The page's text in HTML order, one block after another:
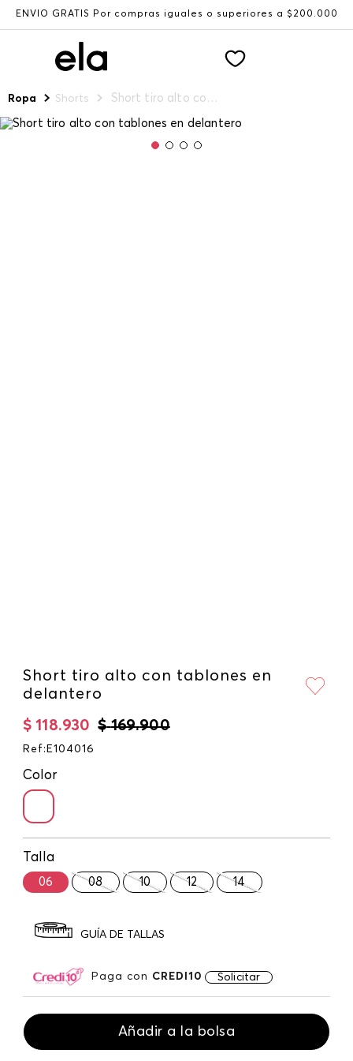
ENVÍO GRATIS Por compras iguales o superiores a $200.000
Ropa Shorts Short tiro alto con tablones en delantero
Short tiro alto con tablones en
delantero
$ 169.900
$ 118.930
Ref : E104016
Color
Talla
06 08 10 12 14
GUÍA DE TALLAS
Paga con CREDI10 Solicitar
Añadir a la bolsa